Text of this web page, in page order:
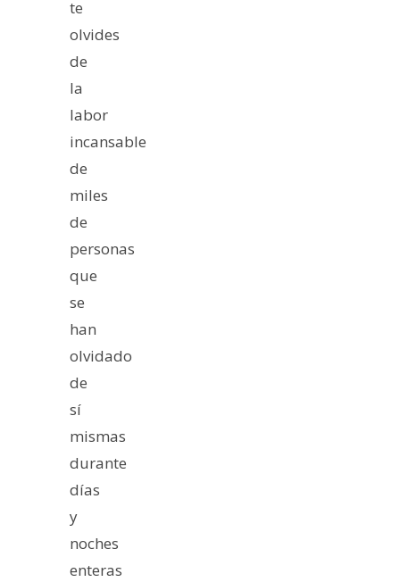
te
olvides
de
la
labor
incansable
de
miles
de
personas
que
se
han
olvidado
de
sí
mismas
durante
días
y
noches
enteras